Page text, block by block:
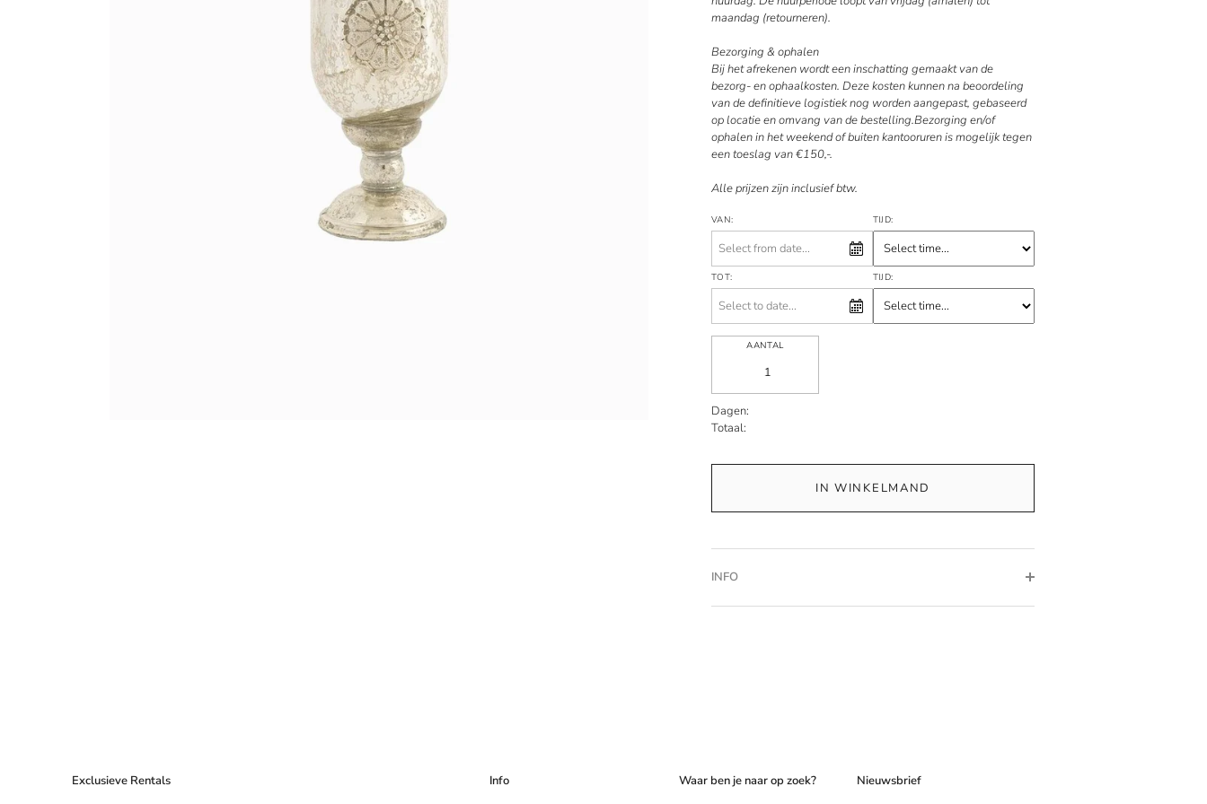
maandag (retourneren).
Bezorging & ophalen
Bij het afrekenen wordt een inschatting gemaakt van de
bezorg- en ophaalkosten. Deze kosten kunnen na beoordeling
van de definitieve logistiek nog worden aangepast, gebaseerd
op locatie en omvang van de bestelling.Bezorging en/of
ophalen in het weekend of buiten kantooruren is mogelijk tegen
een toeslag van €150,-.
Alle prijzen zijn inclusief btw.
VAN: TIJD:
TOT: TIJD:
AANTAL
Dagen:
Totaal:
IN WINKELMAND
INFO
Exclusieve Rentals Info Waar ben je naar op zoek? Nieuwsbrief